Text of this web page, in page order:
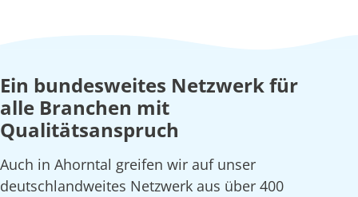
Ein bundesweites Netzwerk für
alle Branchen mit
Qualitätsanspruch
Auch in Ahorntal greifen wir auf unser
deutschlandweites Netzwerk aus über 400